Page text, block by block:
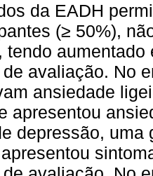
da EADH
(≥ 50%),
tendo
avaliação. No
ansiedade
apresentou
depressão,